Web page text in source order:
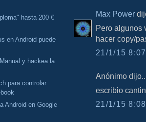
hasta 200 €
en Android puede
y hackea la
para controlar
Android en Google
Max Power
Pero algunos
hacer copy/
21/1/15
Anónimo
escribio
21/1/15